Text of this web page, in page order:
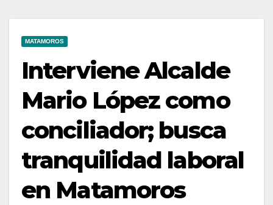
MATAMOROS
Interviene Alcalde
Mario López como
conciliador; busca
tranquilidad laboral
en Matamoros